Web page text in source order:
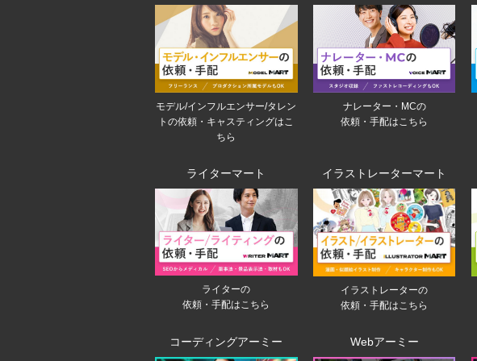
モデル/インフルエンサー/タレン
トの依頼・キャスティングはこ
ちら
ナレーター・MCの
依頼・手配はこちら
ライターマート
ライターの
依頼・手配はこちら
イラストレーターマート
イラストレーターの
依頼・手配はこちら
コーディングアーミー Webアーミー